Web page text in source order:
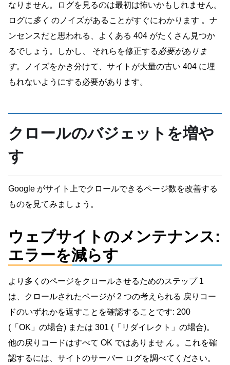
なりません。ログを見るのは最初は怖いかもしれません。
ログに 多く のノイズがあることがすぐにわかります 。ナ
ンセンスだと思われる、よくある 404 がたくさん見つか
るでしょう。しかし、 それらを修正する 必要がありま
す。ノイズをかき分けて、サイトが大量の古い 404 に埋
もれないようにする必要があります。
クロールのバジェットを増や
す
Google がサイト上でクロールできるページ数を改善する
ものを見てみましょう。
ウェブサイトのメンテナンス:
エラーを減らす
より多くのページをクロールさせるためのステップ 1
は、クロールされたページが 2 つの考えられる 戻りコー
ドのいずれかを返すことを確認することです: 200
(「OK」の場合) または 301 (「リダイレクト」の場合)。
他の戻りコードはすべて OK ではありませ ん 。これを確
認するには、サイトのサーバー ログを調べてください。